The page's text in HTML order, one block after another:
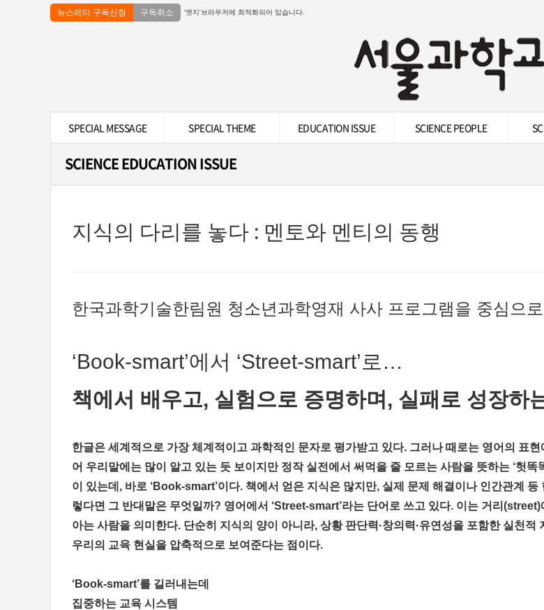
뉴스레터 구독신청 구독취소 '엣지'브라우저에 최적화되어 있습니다.
SPECIAL MESSAGE SPECIAL THEME EDUCATION ISSUE SCIENCE PEOPLE
SCIENCE EDUCATION ISSUE
지식의 다리를 놓다 : 멘토와 멘티의 동행
한국과학기술한림원 청소년과학영재 사사 프로그램을 중심으로
‘Book-smart’에서 ‘Street-smart’로…
책에서 배우고, 실험으로 증명하며, 실패로 성장하
한글은 세계적으로 가장 체계적이고 과학적인 문자로 평가받고 있다. 그러나 때로는 영어의 표
어 우리말에는 많이 알고 있는 듯 보이지만 정작 실전에서 써먹을 줄 모르는 사람을 뜻하는 ‘헛
이 있는데, 바로 ‘Book-smart’이다. 책에서 얻은 지식은 많지만, 실제 문제 해결이나 인간관계
렇다면 그 반대말은 무엇일까? 영어에서 ‘Street-smart’라는 단어로 쓰고 있다. 이는 거리
아는 사람을 의미한다. 단순히 지식의 양이 아니라, 상황 판단력·창의력·유연성을 포함한 실천
우리의 교육 현실을 압축적으로 보여준다는 점이다.
‘Book-smart’를 길러내는데
집중하는 교육 시스템